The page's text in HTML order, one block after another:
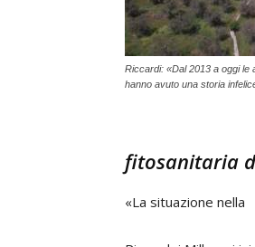
Riccardi: «Dal 2013 a oggi le
hanno avuto una storia
fitosanitaria
«La situazione nella